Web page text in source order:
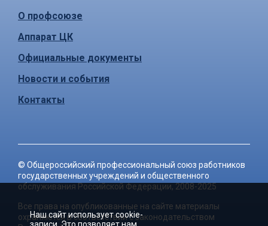
О профсоюзе
Аппарат ЦК
Официальные документы
Новости и события
Контакты
© Общероссийский профессиональный союз работников
государственных учреждений и общественного
обслуживания Российской Федерации, 2008-2025
Все права на опубликованные на сайте материалы
охраняются в соответствии с законодательством
Наш сайт использует cookie-